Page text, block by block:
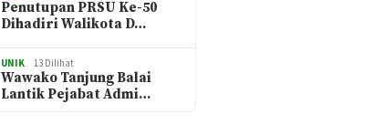
Penutupan PRSU Ke-50
Dihadiri Walikota D…
UNIK 13 Dilihat
Wawako Tanjung Balai
Lantik Pejabat Admi…